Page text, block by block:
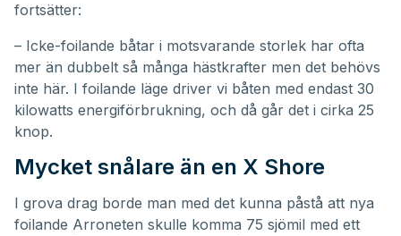
fortsätter:
– Icke-foilande båtar i motsvarande storlek har ofta
mer än dubbelt så många hästkrafter men det behövs
inte här. I foilande läge driver vi båten med endast 30
kilowatts energiförbrukning, och då går det i cirka 25
knop.
Mycket snålare än en X Shore
I grova drag borde man med det kunna påstå att nya
foilande Arroneten skulle komma 75 sjömil med ett